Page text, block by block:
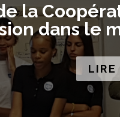
la
dans le